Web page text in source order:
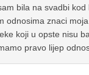
bila na svadbi
odnosima znaci
koji u opste nisu
pravo lijep